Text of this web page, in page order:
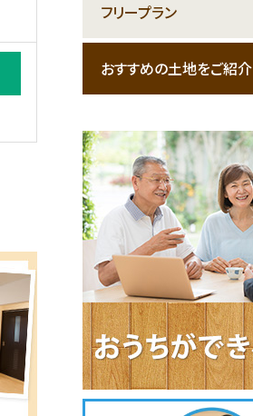
フリープラン
おすすめの土地をご紹介